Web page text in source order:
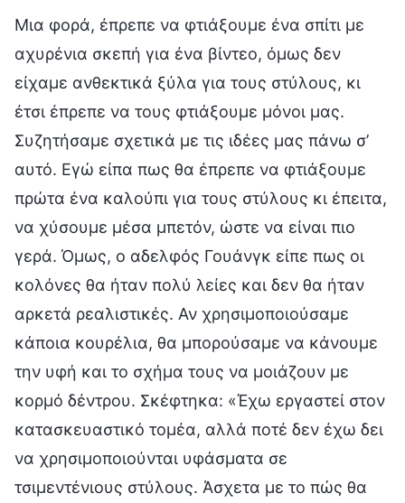
Μια φορά, έπρεπε να φτιάξουμε ένα σπίτι με
αχυρένια σκεπή για ένα βίντεο, όμως δεν
είχαμε ανθεκτικά ξύλα για τους στύλους, κι
έτσι έπρεπε να τους φτιάξουμε μόνοι μας.
Συζητήσαμε σχετικά με τις ιδέες μας πάνω σ’
αυτό. Εγώ είπα πως θα έπρεπε να φτιάξουμε
πρώτα ένα καλούπι για τους στύλους κι έπειτα,
να χύσουμε μέσα μπετόν, ώστε να είναι πιο
γερά. Όμως, ο αδελφός Γουάνγκ είπε πως οι
κολόνες θα ήταν πολύ λείες και δεν θα ήταν
αρκετά ρεαλιστικές. Αν χρησιμοποιούσαμε
κάποια κουρέλια, θα μπορούσαμε να κάνουμε
την υφή και το σχήμα τους να μοιάζουν με
κορμό δέντρου. Σκέφτηκα: «Έχω εργαστεί στον
κατασκευαστικό τομέα, αλλά ποτέ δεν έχω δει
να χρησιμοποιούνται υφάσματα σε
τσιμεντένιους στύλους. Άσχετα με το πώς θα